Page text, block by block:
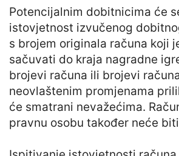
Potencijalnim dobitnicima će
istovjetnost izvučenog
s brojem originala računa koji
sačuvati do kraja nagradne
brojevi računa ili brojevi
neovlaštenim promjenama
će smatrani nevažećima.
pravnu osobu također neće